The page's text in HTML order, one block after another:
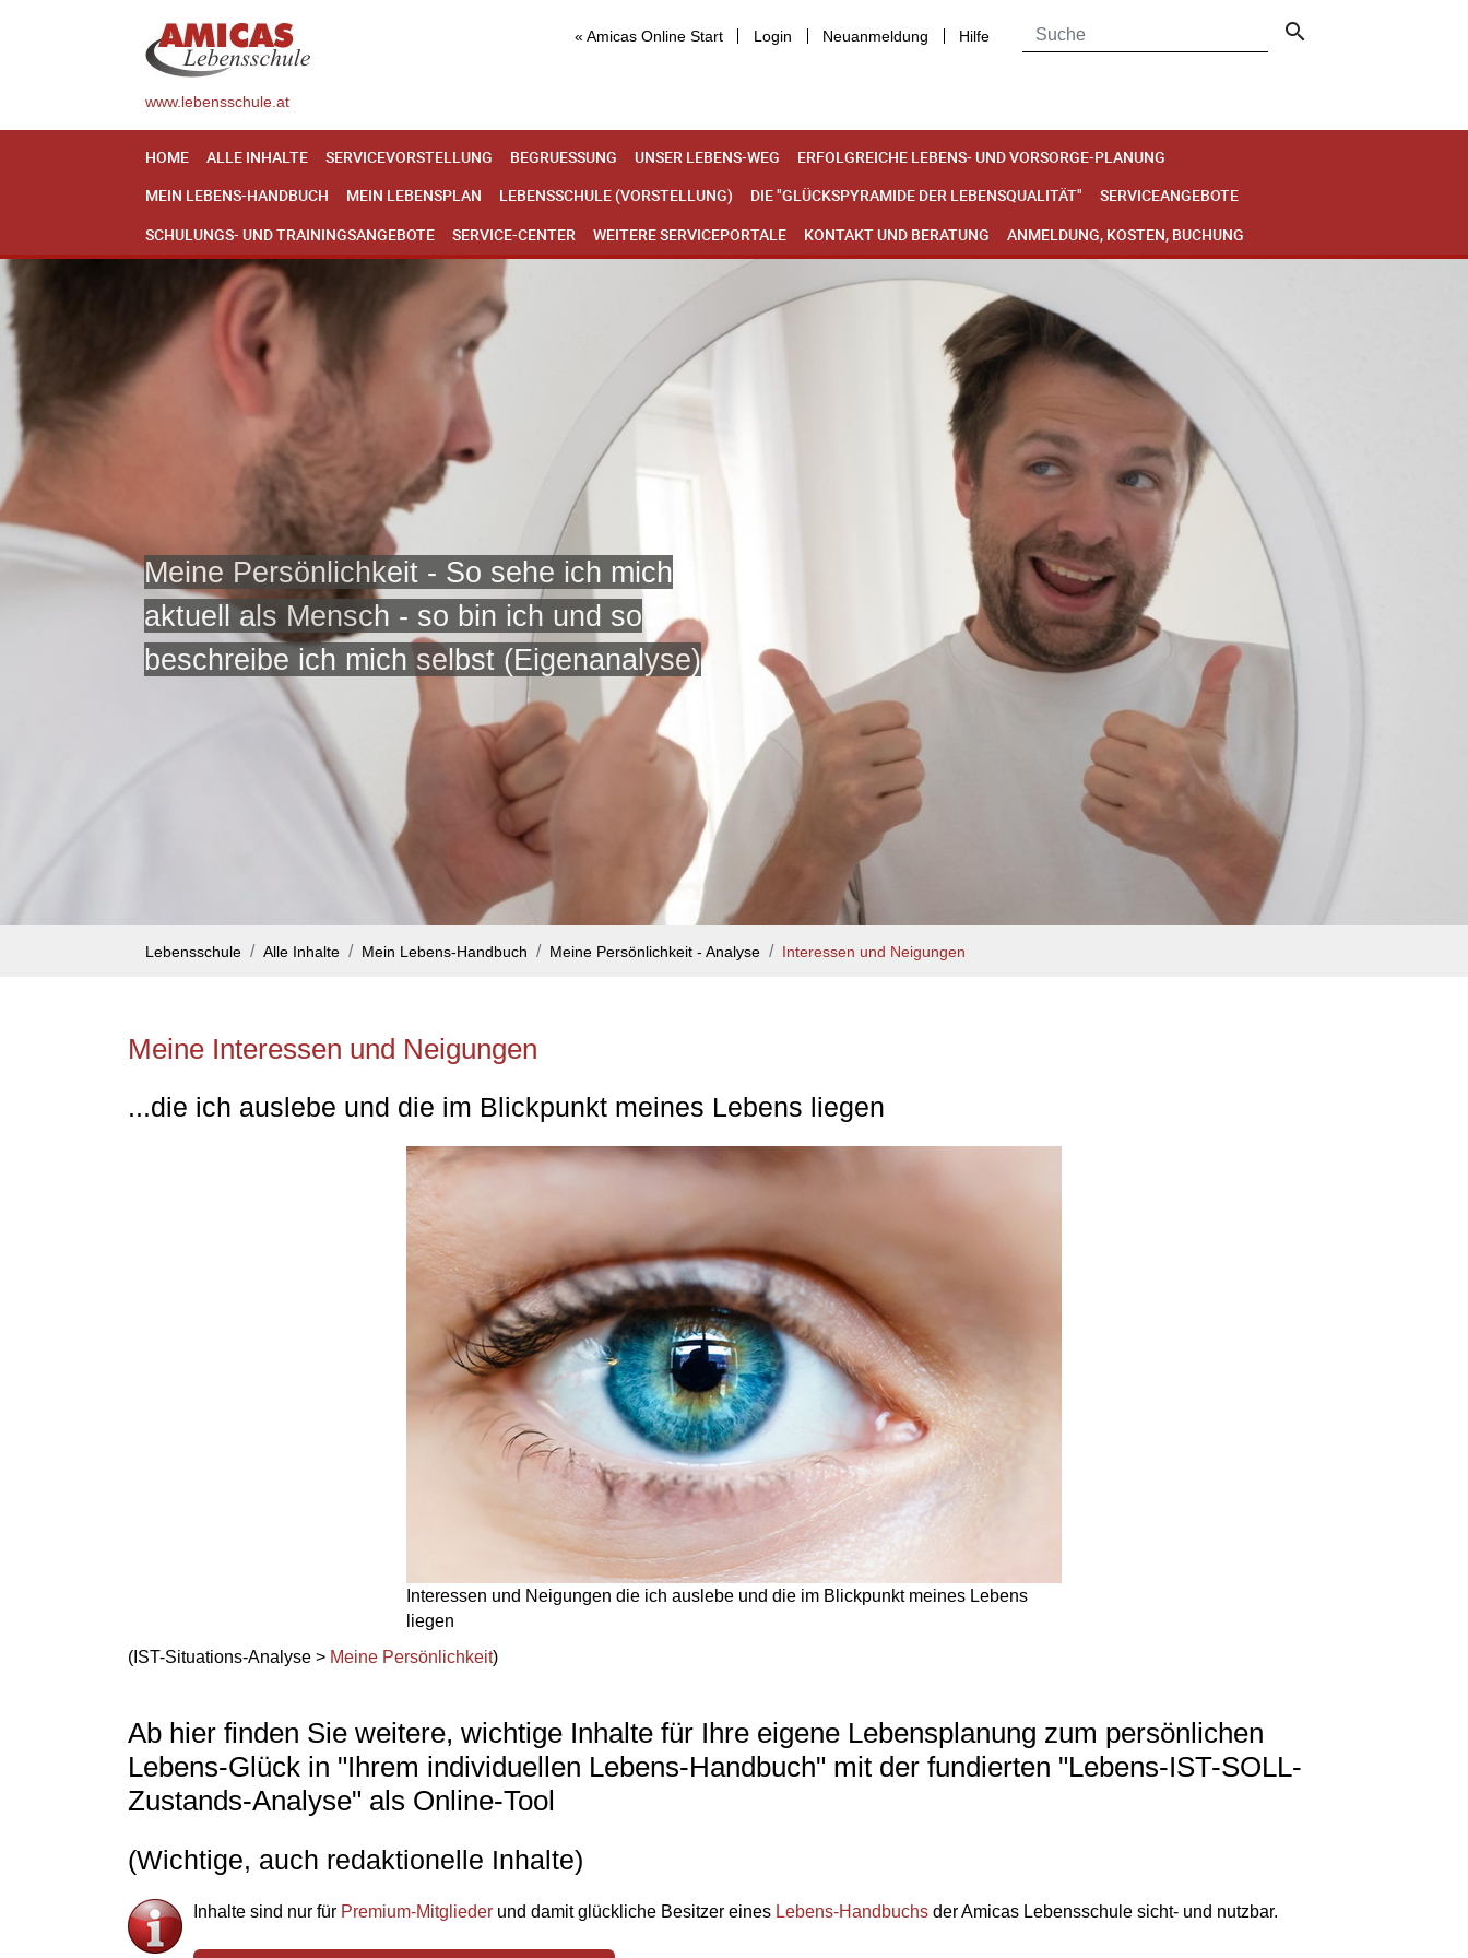
« Amicas Online Start Login Neuanmeldung Hilfe search
www.lebensschule.at
HOME ALLE INHALTE SERVICEVORSTELLUNG BEGRUESSUNG UNSER LEBENS-WEG
ERFOLGREICHE LEBENS- UND VORSORGE-PLANUNG
MEIN LEBENS-HANDBUCH
MEIN LEBENSPLAN LEBENSSCHULE (VORSTELLUNG) DIE "GLÜCKSPYRAMIDE DER LEBENSQUALITÄT"
SERVICEANGEBOTE
SCHULUNGS- UND TRAININGSANGEBOTE
SERVICE-CENTER WEITERE SERVICEPORTALE KONTAKT UND BERATUNG ANMELDUNG, KOSTEN, BUCHUNG
Meine Persönlichkeit - So sehe ich mich
aktuell als Mensch - so bin ich und so
beschreibe ich mich selbst (Eigenanalyse)
Lebensschule Alle Inhalte Mein Lebens-Handbuch Meine Persönlichkeit - Analyse Interessen und Neigungen
Meine Interessen und Neigungen
...die ich auslebe und die im Blickpunkt meines Lebens liegen
Interessen und Neigungen die ich auslebe und die im Blickpunkt meines Lebens
liegen
(IST-Situations-Analyse > Meine Persönlichkeit)
Ab hier finden Sie weitere, wichtige Inhalte für Ihre eigene Lebensplanung zum persönlichen
Lebens-Glück in "Ihrem individuellen Lebens-Handbuch" mit der fundierten "Lebens-IST-SOLL-
Zustands-Analyse" als Online-Tool
(Wichtige, auch redaktionelle Inhalte)
Inhalte sind nur für Premium-Mitglieder und damit glückliche Besitzer eines Lebens-Handbuchs der Amicas Lebensschule sicht- und nutzbar.